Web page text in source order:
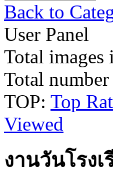
Back to
User Panel
Total images
Total
TOP: Top
Viewed
งานวันโรงเ